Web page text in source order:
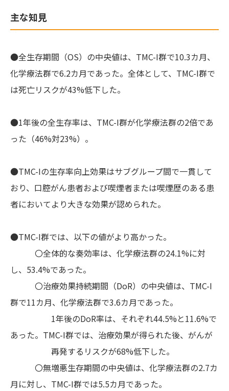
主な知見
●全生存期間（OS）の中央値は、TMC-I群で10.3カ月、
化学療法群で6.2カ月であった。全体として、TMC-I群で
は死亡リスクが43%低下した。
●1年後の全生存率は、TMC-I群が化学療法群の2倍であ
った（46%対23%）。
●TMC-Iの生存率向上効果はサブグループ間で一貫して
おり、口腔がん患者および喫煙者または喫煙歴のある患
者においてより大きな効果が認められた。
●TMC-I群では、以下の値がより高かった。
〇全体的な奏効率は、化学療法群の24.1%に対
し、53.4%であった。
〇治療効果持続期間（DoR）の中央値は、TMC-I
群で11カ月、化学療法群で3.6カ月であった。
1年後のDoR率は、それぞれ44.5%と11.6%で
あった。TMC-I群では、治療効果が得られた後、がんが
再発するリスクが68%低下した。
〇無増悪生存期間の中央値は、化学療法群の2.7カ
月に対し、TMC-I群では5.5カ月であった。